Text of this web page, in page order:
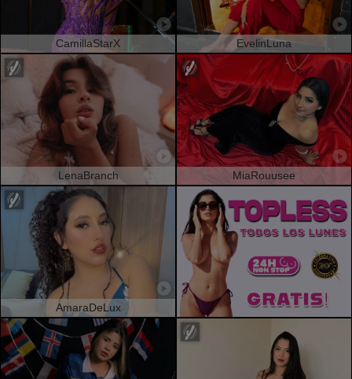
CamillaStarX EvelinLuna
LenaBranch MiaRouusee
AmaraDeLux